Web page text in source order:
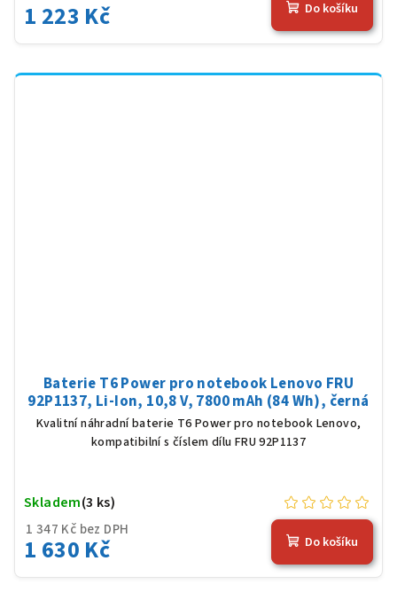
1 223 Kč Do košíku
Baterie T6 Power pro notebook Lenovo FRU
92P1137, Li-Ion, 10,8 V, 7800 mAh (84 Wh), černá
Kvalitní náhradní baterie T6 Power pro notebook Lenovo,
kompatibilní s číslem dílu FRU 92P1137
1 347 Kč bez DPH
1 630 Kč
Skladem(3 ks)
Do košíku